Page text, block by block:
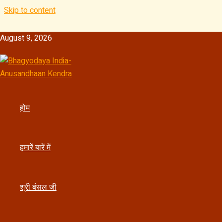
Skip to content
August 9, 2026
होम
हमारें बारें में
श्री बंसल जी
संसार में कुछ ही मनुष्य ऐसे होते हैं, जिनके भीतर धनात्मक आत्मीयता की